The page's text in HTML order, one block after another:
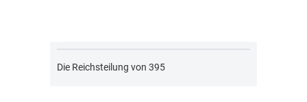
Die Reichsteilung von 395